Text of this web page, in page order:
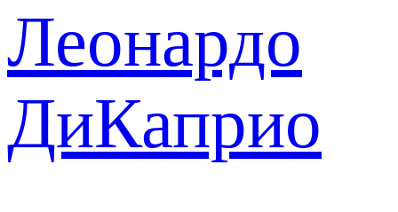
Леонардо
ДиКаприо